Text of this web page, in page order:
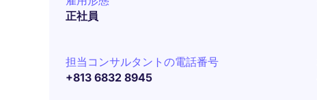
正社員
担当コンサルタントの電話番号
+813 6832 8945